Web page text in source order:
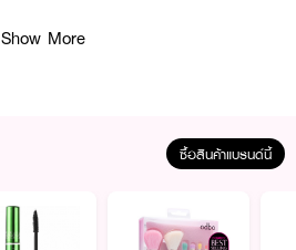
Show More
ซื้อสินค้าแบรนด์นี้